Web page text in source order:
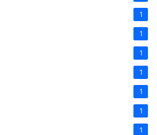
1
1
1
1
1
1
1